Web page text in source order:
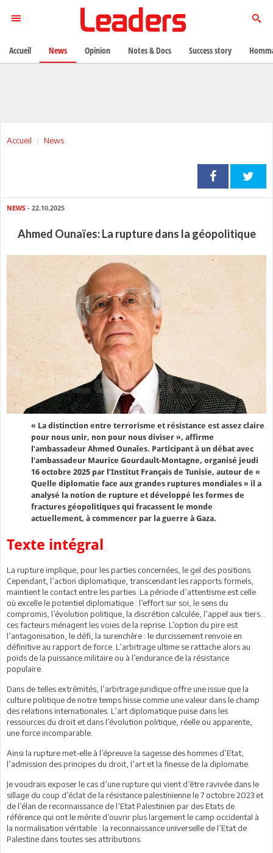
Accueil News
NEWS - 22.10.2025
Ahmed Ounaïes: La rupture dans la géopolitique
« La distinction entre terrorisme et résistance est assez claire
pour nous unir, non pour nous diviser », affirme
l’ambassadeur Ahmed Ounaïes. Participant à un débat avec
l’ambassadeur Maurice Gourdault-Montagne, organisé jeudi
16 octobre 2025 par l’Institut Français de Tunisie, autour de «
Quelle diplomatie face aux grandes ruptures mondiales » il a
analysé la notion de rupture et développé les formes de
fractures géopolitiques qui fracassent le monde
actuellement, à commencer par la guerre à Gaza.
Texte intégral
La rupture implique, pour les parties concernées, le gel des positions.
Cependant, l’action diplomatique, transcendant les rapports formels,
maintient le contact entre les parties. La période d’attentisme est celle
où excelle le potentiel diplomatique : l’effort sur soi, le sens du
compromis, l’évolution politique, la discrétion calculée, l’appel aux tiers…
ces facteurs ménagent les voies de la reprise. L’option du pire est
l’antagonisation, le défi, la surenchère : le durcissement renvoie en
définitive au rapport de force. L’arbitrage ultime se rattache alors au
poids de la puissance militaire ou à l’endurance de la résistance
populaire.
Dans de telles extrémités, l’arbitrage juridique offre une issue que la
culture politique de notre temps hisse comme une valeur dans le champ
des relations internationales. L’art diplomatique puise dans les
ressources du droit et dans l’évolution politique, réelle ou apparente,
une force incomparable.
Ainsi la rupture met-elle à l’épreuve la sagesse des hommes d’Etat,
l’admission des principes du droit, l’art et la finesse de la diplomatie.
Je voudrais exposer le cas d’une rupture qui vient d’être ravivée dans le
sillage du coup d’éclat de la résistance palestinienne le 7 octobre 2023 et
de l’élan de reconnaissance de l’Etat Palestinien par des Etats de
référence qui ont le mérite d’ouvrir plus largement le camp occidental à
la normalisation véritable : la reconnaissance universelle de l’Etat de
Palestine dans toutes ses attributions.
Accueil News Opinion Notes & Docs Success story